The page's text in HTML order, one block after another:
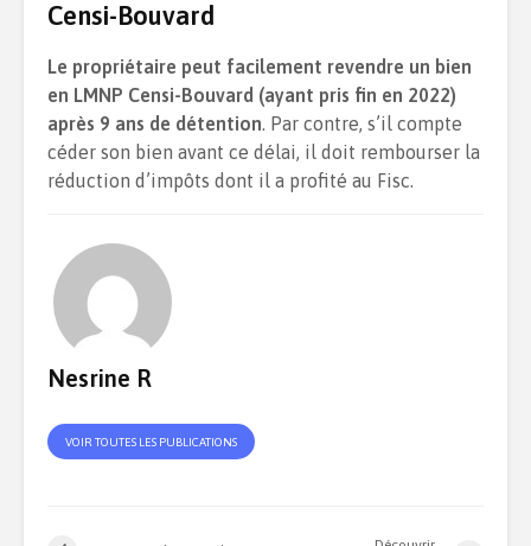
Censi-Bouvard
Le propriétaire peut facilement revendre un bien
en LMNP Censi-Bouvard (ayant pris fin en 2022)
après 9 ans de détention. Par contre, s’il compte
céder son bien avant ce délai, il doit rembourser la
réduction d’impôts dont il a profité au Fisc.
Nesrine R
VOIR TOUTES LES PUBLICATIONS